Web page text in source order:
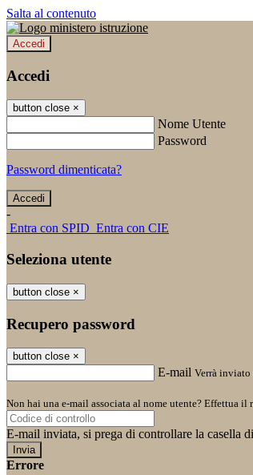
Salta al contenuto
Accedi
Accedi
button close ×
Nome Utente
Password
Password dimenticata?
-
Entra con SPID Entra con CIE
Seleziona utente
button close ×
Recupero password
button close ×
E-mail Verrà
Non hai una e-mail associata al nome utente? Effettua il
E-mail inviata, si prega di controllare la casella
Errore